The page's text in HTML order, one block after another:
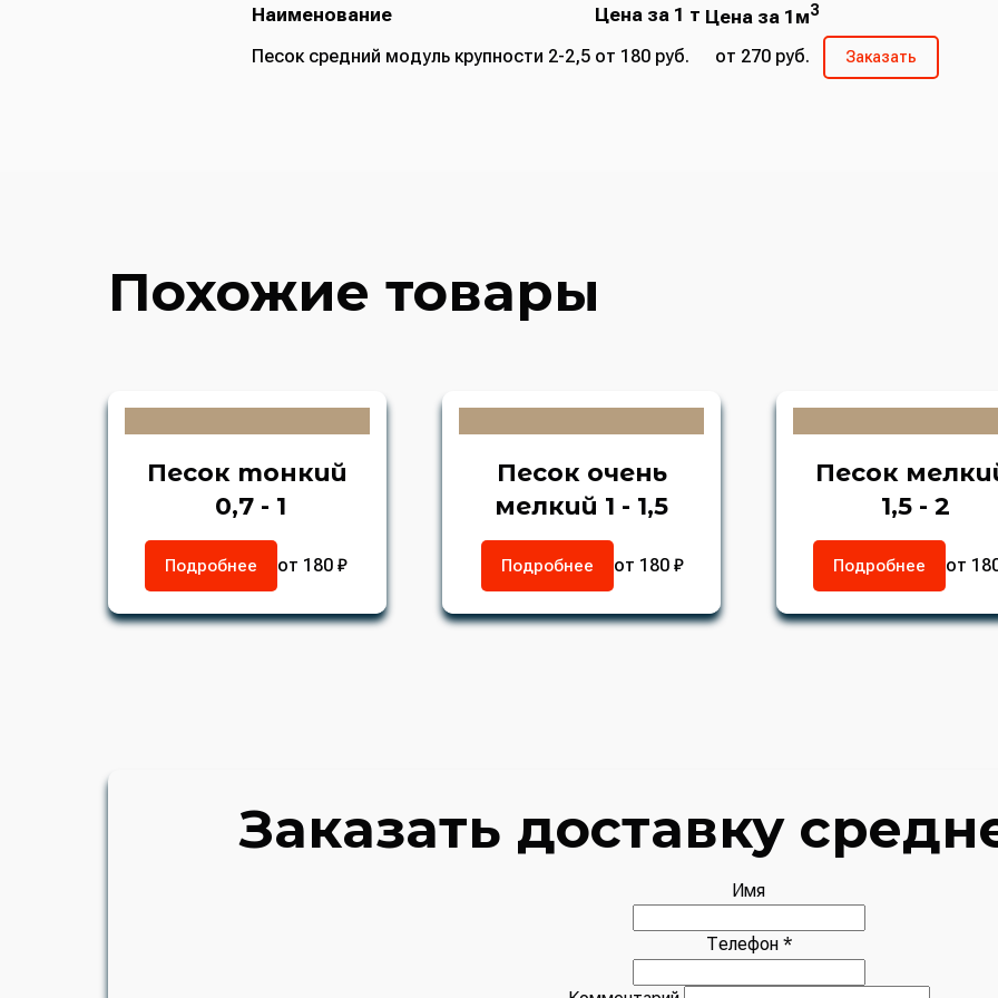
Наименование Цена за 1 т Цена за 1м3
Песок средний модуль крупности 2-2,5 от 180 руб. от 270 руб. Заказать
Похожие товары
Песок тонкий
0,7 - 1
Подробнее от 180 ₽
Песок очень
мелкий 1 - 1,5
Подробнее от 180 ₽
Песок
1,5 - 2
Подробнее от
Заказать доставку
Имя
Телефон *